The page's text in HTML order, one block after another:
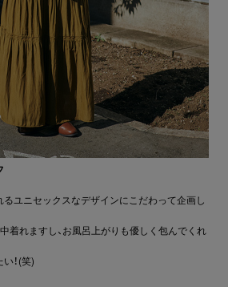
ユニセックスなデザインにこだわって企画し
着れますし、お風呂上がりも優しく包んでくれ
！(笑)